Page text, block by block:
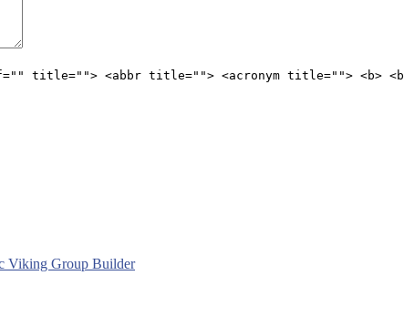
title=""> <abbr title=""> <acronym title=""> <b>
Viking Group Builder